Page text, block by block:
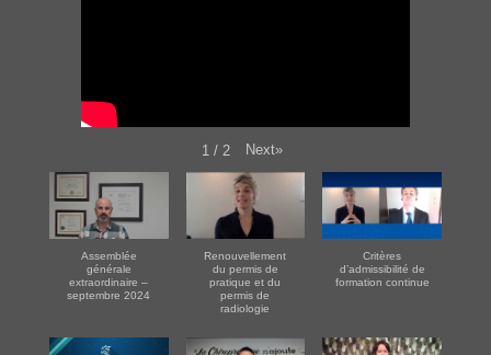
1 / 2 Next»
Assemblée
générale
extraordinaire –
septembre 2024
Renouvellement
du permis de
pratique et du
permis de
radiologie
Critères
d’admissibilité de
formation continue